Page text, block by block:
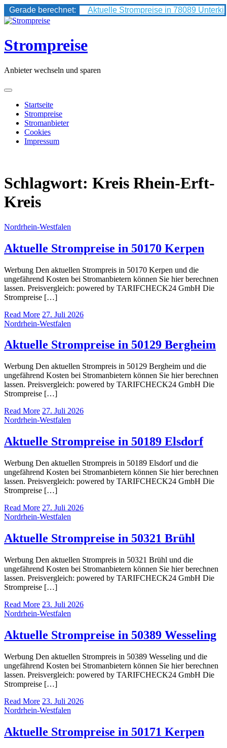
Gerade berechnet:
Aktuelle Strompreise in 78089
Skip
content
Strompreise
Anbieter wechseln und sparen
Startseite
Strompreise
Stromanbieter
Cookies
Impressum
Schlagwort: Kreis Rhein-Erft-
Kreis
Nordrhein-Westfalen
Aktuelle Strompreise in 50170 Kerpen
Werbung Den aktuellen Strompreis in 50170 Kerpen und die
ungefährend Kosten bei Stromanbietern können Sie hier berechnen
lassen. Preisvergleich: powered by TARIFCHECK24 GmbH Die
Strompreise […]
Read More 27. Juli 2026
Nordrhein-Westfalen
Aktuelle Strompreise in 50129 Bergheim
Werbung Den aktuellen Strompreis in 50129 Bergheim und die
ungefährend Kosten bei Stromanbietern können Sie hier berechnen
lassen. Preisvergleich: powered by TARIFCHECK24 GmbH Die
Strompreise […]
Read More 27. Juli 2026
Nordrhein-Westfalen
Aktuelle Strompreise in 50189 Elsdorf
Werbung Den aktuellen Strompreis in 50189 Elsdorf und die
ungefährend Kosten bei Stromanbietern können Sie hier berechnen
lassen. Preisvergleich: powered by TARIFCHECK24 GmbH Die
Strompreise […]
Read More 27. Juli 2026
Nordrhein-Westfalen
Aktuelle Strompreise in 50321 Brühl
Werbung Den aktuellen Strompreis in 50321 Brühl und die
ungefährend Kosten bei Stromanbietern können Sie hier berechnen
lassen. Preisvergleich: powered by TARIFCHECK24 GmbH Die
Strompreise […]
Read More 23. Juli 2026
Nordrhein-Westfalen
Aktuelle Strompreise in 50389 Wesseling
Werbung Den aktuellen Strompreis in 50389 Wesseling und die
ungefährend Kosten bei Stromanbietern können Sie hier berechnen
lassen. Preisvergleich: powered by TARIFCHECK24 GmbH Die
Strompreise […]
Read More 23. Juli 2026
Nordrhein-Westfalen
Aktuelle Strompreise in 50171 Kerpen